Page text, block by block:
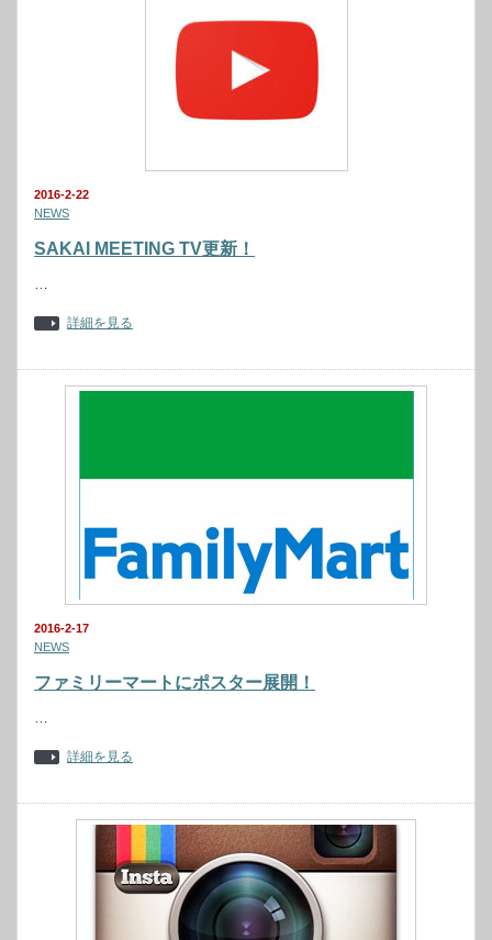
2016-2-22
NEWS
SAKAI MEETING TV更新！
…
詳細を見る
2016-2-17
NEWS
ファミリーマートにポスター展開！
…
詳細を見る